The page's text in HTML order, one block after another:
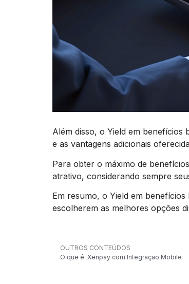
Além disso, o Yield em
e as vantagens adicionais
Para obter o máximo de
atrativo, considerando sempre
Em resumo, o Yield em
escolherem as melhores opções
OUTROS CONTEÚDOS
O que é: Xenpay com Integração Mobile